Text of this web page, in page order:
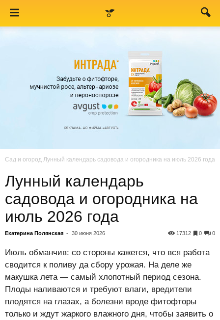
Сад и огород Лунный календарь садовода и огородника на июль 2026 года
Лунный календарь
садовода и огородника на
июль 2026 года
Екатерина Полянская - 30 июня 2026 0
0
17312
Июль обманчив: со стороны кажется, что вся работа
сводится к поливу да сбору урожая. На деле же
макушка лета — самый хлопотный период сезона.
Плоды наливаются и требуют влаги, вредители
плодятся на глазах, а болезни вроде фитофторы
только и ждут жаркого влажного дня, чтобы заявить о